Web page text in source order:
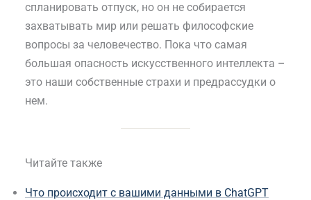
спланировать отпуск, но он не собирается
захватывать мир или решать философские
вопросы за человечество. Пока что самая
большая опасность искусственного интеллекта –
это наши собственные страхи и предрассудки о
нем.
Читайте также
Что происходит с вашими данными в ChatGPT